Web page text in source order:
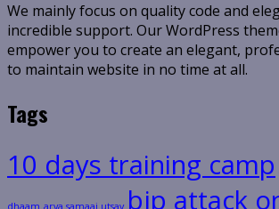
We mainly focus on quality code and
incredible support. Our WordPress
empower you to create an elegant,
to maintain website in no time at all.
Tags
10 days training camp
dhaam arya samaaj utsav bjp attack